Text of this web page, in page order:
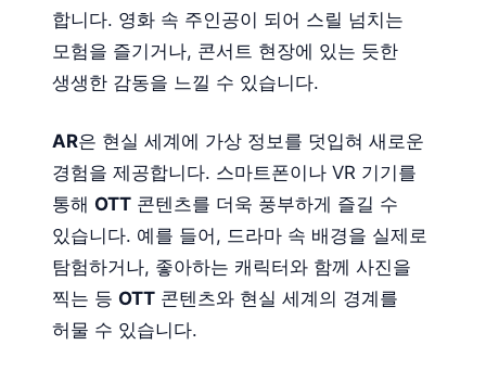
합니다. 영화 속 주인공이 되어 스릴 넘치는
모험을 즐기거나, 콘서트 현장에 있는 듯한
생생한 감동을 느낄 수 있습니다.
AR은 현실 세계에 가상 정보를 덧입혀 새로운
경험을 제공합니다. 스마트폰이나 VR 기기를
통해 OTT 콘텐츠를 더욱 풍부하게 즐길 수
있습니다. 예를 들어, 드라마 속 배경을 실제로
탐험하거나, 좋아하는 캐릭터와 함께 사진을
찍는 등 OTT 콘텐츠와 현실 세계의 경계를
허물 수 있습니다.